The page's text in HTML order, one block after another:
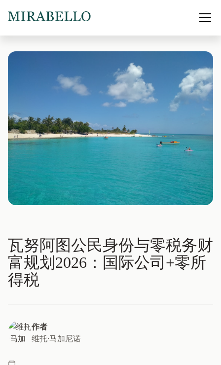
瓦努阿图公民身份与零税务财
富规划2026：国际公司+零所
得税
作者
维托·马加尼诺